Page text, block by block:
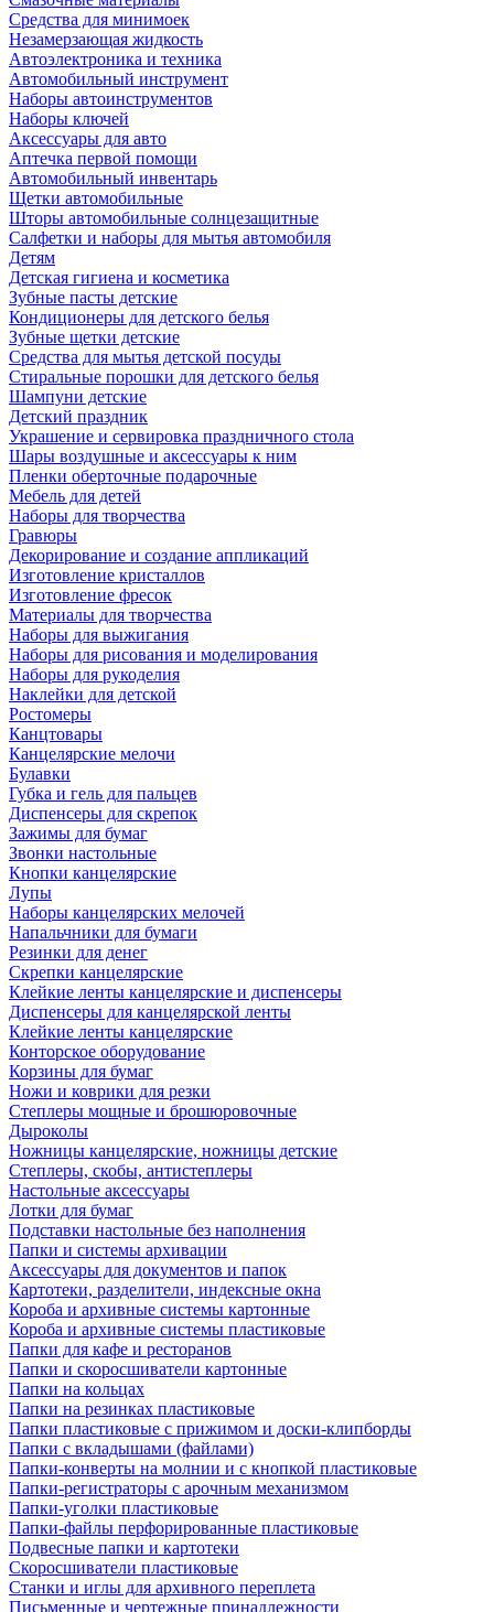
Средства для минимоек
Незамерзающая жидкость
Автоэлектроника и техника
Автомобильный инструмент
Наборы автоинструментов
Наборы ключей
Аксессуары для авто
Аптечка первой помощи
Автомобильный инвентарь
Щетки автомобильные
Шторы автомобильные солнцезащитные
Салфетки и наборы для мытья автомобиля
Детям
Детская гигиена и косметика
Зубные пасты детские
Кондиционеры для детского белья
Зубные щетки детские
Средства для мытья детской посуды
Стиральные порошки для детского белья
Шампуни детские
Детский праздник
Украшение и сервировка праздничного стола
Шары воздушные и аксессуары к ним
Пленки оберточные подарочные
Мебель для детей
Наборы для творчества
Гравюры
Декорирование и создание аппликаций
Изготовление кристаллов
Изготовление фресок
Материалы для творчества
Наборы для выжигания
Наборы для рисования и моделирования
Наборы для рукоделия
Наклейки для детской
Ростомеры
Канцтовары
Канцелярские мелочи
Булавки
Губка и гель для пальцев
Диспенсеры для скрепок
Зажимы для бумаг
Звонки настольные
Кнопки канцелярские
Лупы
Наборы канцелярских мелочей
Напальчники для бумаги
Резинки для денег
Скрепки канцелярские
Клейкие ленты канцелярские и диспенсеры
Диспенсеры для канцелярской ленты
Клейкие ленты канцелярские
Конторское оборудование
Корзины для бумаг
Ножи и коврики для резки
Степлеры мощные и брошюровочные
Дыроколы
Ножницы канцелярские, ножницы детские
Степлеры, скобы, антистеплеры
Настольные аксессуары
Лотки для бумаг
Подставки настольные без наполнения
Папки и системы архивации
Аксессуары для документов и папок
Картотеки, разделители, индексные окна
Короба и архивные системы картонные
Короба и архивные системы пластиковые
Папки для кафе и ресторанов
Папки и скоросшиватели картонные
Папки на кольцах
Папки на резинках пластиковые
Папки пластиковые с прижимом и доски-клипборды
Папки с вкладышами (файлами)
Папки-конверты на молнии и с кнопкой пластиковые
Папки-регистраторы с арочным механизмом
Папки-уголки пластиковые
Папки-файлы перфорированные пластиковые
Подвесные папки и картотеки
Скоросшиватели пластиковые
Станки и иглы для архивного переплета
Письменные и чертежные принадлежности